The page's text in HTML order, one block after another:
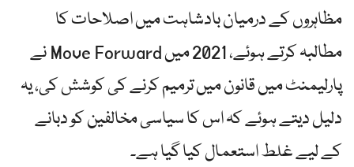
مظاہروں کے درمیان بادشاہت میں اصلاحات کا
مطالبہ کرتے ہوئے، 2021 میں Move Forward نے
پارلیمنٹ میں قانون میں ترمیم کرنے کی کوشش کی، یہ
دلیل دیتے ہوئے کہ اس کا سیاسی مخالفین کو دبانے
کے لیے غلط استعمال کیا گیا ہے۔